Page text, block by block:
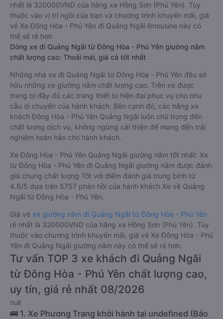
nhất là 320000VND của hãng xe Hồng Sơn (Phú Yên). Tùy
thuộc vào vị trí ngồi của bạn và chương trình khuyến mãi, giá
vé Xe Đông Hòa - Phú Yên đi Quảng Ngãi limousine này có
thể sẽ rẻ hơn
Dòng xe đi Quảng Ngãi từ Đông Hòa - Phú Yên giường nằm
chất lượng cao: Thoải mái, giá cả tốt nhất
Những nhà xe đi Quảng Ngãi từ Đông Hòa - Phú Yên đều sở
hữu những xe giường nằm chất lượng cao. Trên xe được
trang bị đầy đủ các trang thiết bị hiện đại phục vụ cho nhu
cầu di chuyển của hành khách. Bên cạnh đó, các hãng xe
khách Đông Hòa - Phú Yên Quảng Ngãi luôn chú trọng đến
chất lượng dịch vụ, không ngừng cải thiện để mang đến trải
nghiệm hoàn hảo cho hành khách.
Xe Đông Hòa - Phú Yên Quảng Ngãi giường nằm tốt nhất: Xe
từ Đông Hòa - Phú Yên đi Quảng Ngãi giường nằm được đánh
giá chung chất lượng Tốt với điểm đánh giá trung bình từ
4.6/5 dựa trên 5757 phản hồi của hành khách Xe về Quảng
Ngãi từ Đông Hòa - Phú Yên.
Giá vé xe giường nằm đi Quảng Ngãi từ Đông Hòa - Phú Yên
rẻ nhất là 320000VND của hãng xe Hồng Sơn (Phú Yên). Tùy
thuộc vào chương trình khuyến mãi, giá vé Xe Đông Hòa - Phú
Yên đi Quảng Ngãi giường nằm này có thể sẽ rẻ hơn.
Tư vấn TOP 3 xe khách đi Quảng Ngãi
từ Đông Hòa - Phú Yên chất lượng cao,
uy tín, giá rẻ nhất 08/2026
null
🚌 1. Xe Phương Trang khởi hành tại undefined (Bảo